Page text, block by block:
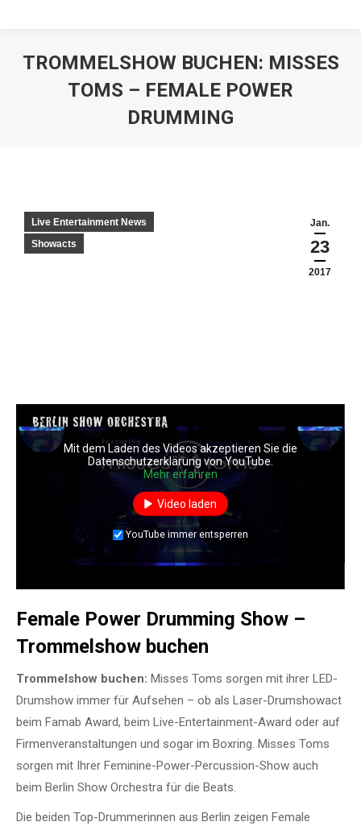
TROMMELSHOW BUCHEN: MISSES
TOMS – FEMALE POWER
DRUMMING
Jan.
23
2017
Live Entertainment News
Showacts
Mit dem Laden des Videos akzeptieren Sie die
Datenschutzerklärung von YouTube.
Mehr erfahren
Video laden
YouTube immer entsperren
Female Power Drumming Show –
Trommelshow buchen
Trommelshow buchen: Misses Toms sorgen mit ihrer LED-
Drumshow immer für Aufsehen – ob als Laser-Drumshowact
beim Famab Award, beim Live-Entertainment-Award oder auf
Firmenveranstaltungen und sogar im Boxring. Misses Toms
sorgen mit Ihrer Feminine-Power-Percussion-Show auch
beim Berlin Show Orchestra für die Beats.
Die beiden Top-Drummerinnen aus Berlin zeigen Female